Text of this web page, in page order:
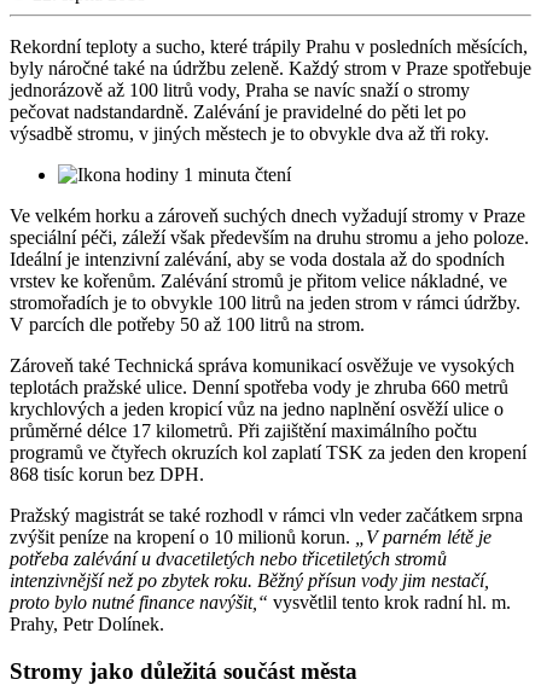
Rekordní teploty a sucho, které trápily Prahu v posledních měsících,
byly náročné také na údržbu zeleně. Každý strom v Praze spotřebuje
jednorázově až 100 litrů vody, Praha se navíc snaží o stromy
pečovat nadstandardně. Zalévání je pravidelné do pěti let po
výsadbě stromu, v jiných městech je to obvykle dva až tři roky.
1 minuta čtení
Ve velkém horku a zároveň suchých dnech vyžadují stromy v Praze
speciální péči, záleží však především na druhu stromu a jeho poloze.
Ideální je intenzivní zalévání, aby se voda dostala až do spodních
vrstev ke kořenům. Zalévání stromů je přitom velice nákladné, ve
stromořadích je to obvykle 100 litrů na jeden strom v rámci údržby.
V parcích dle potřeby 50 až 100 litrů na strom.
Zároveň také Technická správa komunikací osvěžuje ve vysokých
teplotách pražské ulice. Denní spotřeba vody je zhruba 660 metrů
krychlových a jeden kropicí vůz na jedno naplnění osvěží ulice o
průměrné délce 17 kilometrů. Při zajištění maximálního počtu
programů ve čtyřech okruzích kol zaplatí TSK za jeden den kropení
868 tisíc korun bez DPH.
Pražský magistrát se také rozhodl v rámci vln veder začátkem srpna
zvýšit peníze na kropení o 10 milionů korun. „V parném létě je
potřeba zalévání u dvacetiletých nebo třicetiletých stromů
intenzivnější než po zbytek roku. Běžný přísun vody jim nestačí,
proto bylo nutné finance navýšit,“ vysvětlil tento krok radní hl. m.
Prahy, Petr Dolínek.
Stromy jako důležitá součást města